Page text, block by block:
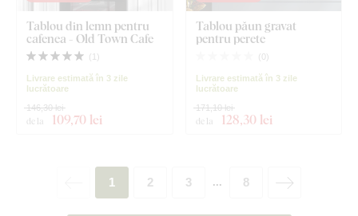
Tablou din lemn pentru
cafenea - Old Town Cafe
( 1 )
Livrare estimată în 3 zile
lucrătoare
de la 109,70 lei
146,30 lei
Tablou păun gravat
pentru perete
( 0)
Livrare estimată în 3 zile
lucrătoare
de la 128,30 lei
171,10 lei
1 2 3 ... 8